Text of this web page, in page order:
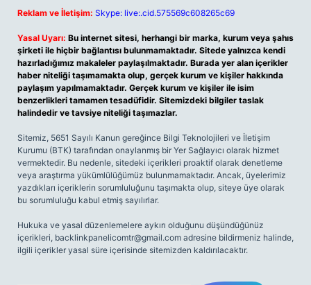
Reklam ve İletişim: Skype: live:.cid.575569c608265c69
Yasal Uyarı: Bu internet sitesi, herhangi bir marka, kurum veya şahıs
şirketi ile hiçbir bağlantısı bulunmamaktadır. Sitede yalnızca kendi
hazırladığımız makaleler paylaşılmaktadır. Burada yer alan içerikler
haber niteliği taşımamakta olup, gerçek kurum ve kişiler hakkında
paylaşım yapılmamaktadır. Gerçek kurum ve kişiler ile isim
benzerlikleri tamamen tesadüfidir. Sitemizdeki bilgiler taslak
halindedir ve tavsiye niteliği taşımazlar.
Sitemiz, 5651 Sayılı Kanun gereğince Bilgi Teknolojileri ve İletişim
Kurumu (BTK) tarafından onaylanmış bir Yer Sağlayıcı olarak hizmet
vermektedir. Bu nedenle, sitedeki içerikleri proaktif olarak denetleme
veya araştırma yükümlülüğümüz bulunmamaktadır. Ancak, üyelerimiz
yazdıkları içeriklerin sorumluluğunu taşımakta olup, siteye üye olarak
bu sorumluluğu kabul etmiş sayılırlar.
Hukuka ve yasal düzenlemelere aykırı olduğunu düşündüğünüz
içerikleri, backlinkpanelicomtr@gmail.com adresine bildirmeniz halinde,
ilgili içerikler yasal süre içerisinde sitemizden kaldırılacaktır.